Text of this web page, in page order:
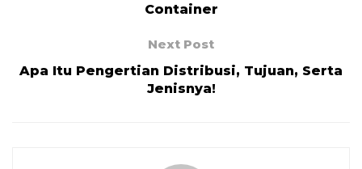
Container
Next Post
Apa Itu Pengertian Distribusi, Tujuan, Serta
Jenisnya!